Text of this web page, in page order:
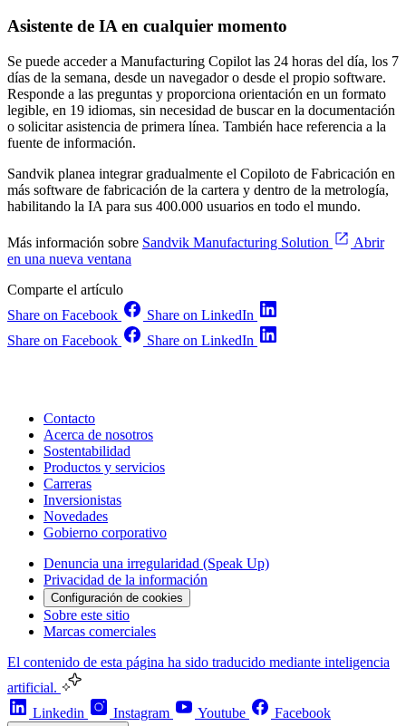
Asistente de IA en cualquier momento
Se puede acceder a Manufacturing Copilot las 24 horas del día, los 7
días de la semana, desde un navegador o desde el propio software.
Responde a las preguntas y proporciona orientación en un formato
legible, en 19 idiomas, sin necesidad de buscar en la documentación
o solicitar asistencia de primera línea. También hace referencia a la
fuente de información.
Sandvik planea integrar gradualmente el Copiloto de Fabricación en
más software de fabricación de la cartera y dentro de la metrología,
habilitando la IA para sus 400.000 usuarios en todo el mundo.
Más información sobre Sandvik Manufacturing Solution
Abrir
en una nueva ventana
Comparte el artículo
Share on Facebook
Share on LinkedIn
Share on Facebook
Share on LinkedIn
Contacto
Acerca de nosotros
Sostentabilidad
Productos y servicios
Carreras
Inversionistas
Novedades
Gobierno corporativo
Denuncia una irregularidad (Speak Up)
Privacidad de la información
Configuración de cookies
Sobre este sitio
Marcas comerciales
El contenido de esta página ha sido traducido mediante inteligencia
artificial.
Linkedin
Instagram Youtube Facebook